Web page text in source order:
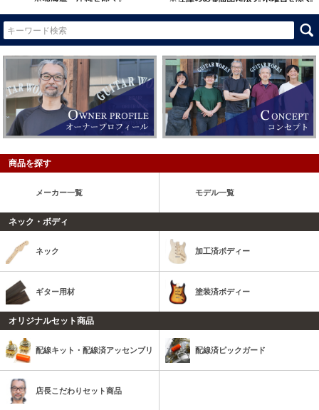
商品を探す
メーカー一覧 モデル一覧
ネック・ボディ
ネック 加工済ボディー
ギター用材 塗装済ボディー
オリジナルセット商品
配線キット・配線済アッセンブリ 配線済ピックガード
店長こだわりセット商品